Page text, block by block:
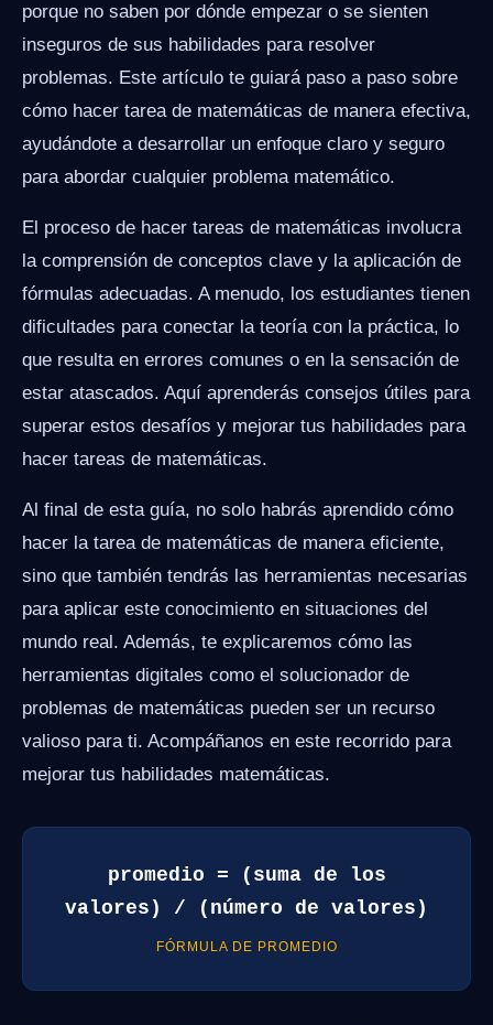
porque no saben por dónde empezar o se sienten
inseguros de sus habilidades para resolver
problemas. Este artículo te guiará paso a paso sobre
cómo hacer tarea de matemáticas de manera efectiva,
ayudándote a desarrollar un enfoque claro y seguro
para abordar cualquier problema matemático.
El proceso de hacer tareas de matemáticas involucra
la comprensión de conceptos clave y la aplicación de
fórmulas adecuadas. A menudo, los estudiantes tienen
dificultades para conectar la teoría con la práctica, lo
que resulta en errores comunes o en la sensación de
estar atascados. Aquí aprenderás consejos útiles para
superar estos desafíos y mejorar tus habilidades para
hacer tareas de matemáticas.
Al final de esta guía, no solo habrás aprendido cómo
hacer la tarea de matemáticas de manera eficiente,
sino que también tendrás las herramientas necesarias
para aplicar este conocimiento en situaciones del
mundo real. Además, te explicaremos cómo las
herramientas digitales como el solucionador de
problemas de matemáticas pueden ser un recurso
valioso para ti. Acompáñanos en este recorrido para
mejorar tus habilidades matemáticas.
promedio = (suma de los
valores) / (número de valores)
FÓRMULA DE PROMEDIO